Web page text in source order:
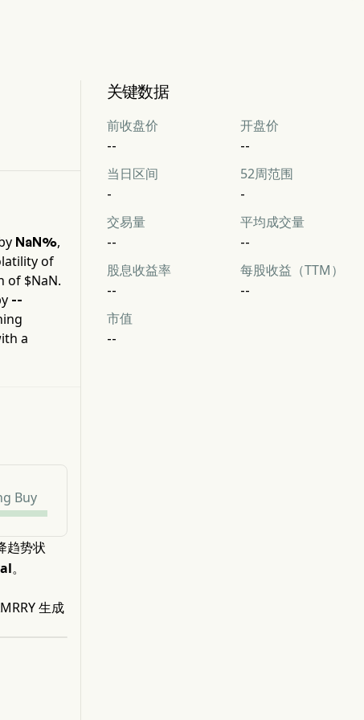
NaN%,
of
of $NaN.
--
a
Buy
趋势状
。
生成
关键数据
前收盘价
--
开盘价
--
当日区间
-
52周范围
-
交易量
--
平均成交量
--
股息收益率
--
每股收益（TTM）
--
市值
--